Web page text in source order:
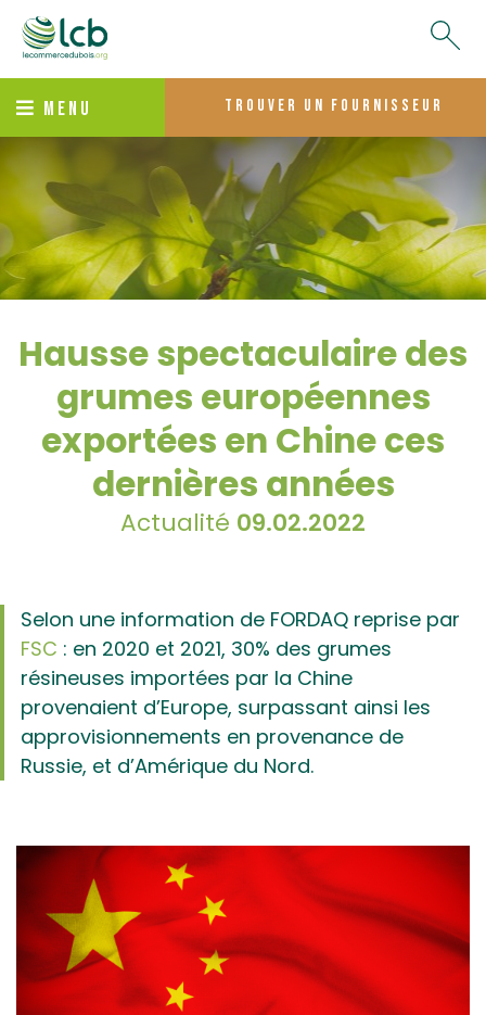
MENU trouver un fournisseur
Hausse spectaculaire des
grumes européennes
exportées en Chine ces
dernières années
Actualité 09.02.2022
Selon une information de FORDAQ reprise par
FSC : en 2020 et 2021, 30% des grumes
résineuses importées par la Chine
provenaient d’Europe, surpassant ainsi les
approvisionnements en provenance de
Russie, et d’Amérique du Nord.